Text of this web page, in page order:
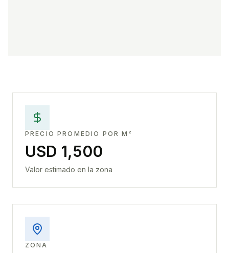
PRECIO PROMEDIO POR M²
USD 1,500
Valor estimado en la zona
ZONA